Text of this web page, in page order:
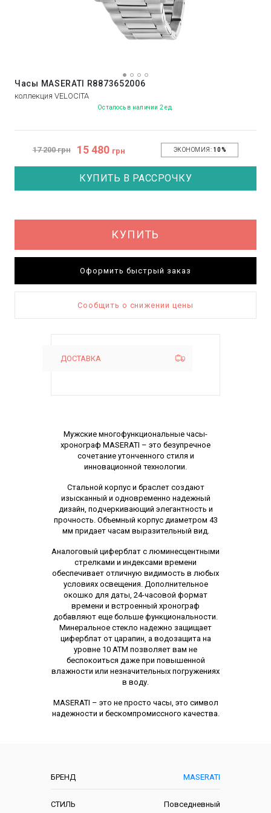
Часы MASERATI R8873652006
коллекция VELOCITA
Осталось в наличии 2 ед.
17 200 грн 15 480 грн ЭКОНОМИЯ: 10%
КУПИТЬ В РАССРОЧКУ
КУПИТЬ
Оформить быстрый заказ
Сообщить о снижении цены
ДОСТАВКА
БРЕНД MASERATI
СТИЛЬ Повседневный
Описание
Мужские многофункциональные часы-
хронограф MASERATI – это безупречное
сочетание утонченного стиля и
инновационной технологии.
Стальной корпус и браслет создают
изысканный и одновременно надежный
дизайн, подчеркивающий элегантность и
прочность. Объемный корпус диаметром 43
мм придает часам выразительный вид.
Аналоговый циферблат с люминесцентными
стрелками и индексами времени
обеспечивает отличную видимость в любых
условиях освещения. Дополнительное
окошко для даты, 24-часовой формат
времени и встроенный хронограф
добавляют еще больше функциональности.
Минеральное стекло надежно защищает
циферблат от царапин, а водозащита на
уровне 10 АТМ позволяет вам не
беспокоиться даже при повышенной
влажности или незначительных погружениях
в воду.
MASERATI – это не просто часы, это символ
надежности и бескомпромиссного качества.